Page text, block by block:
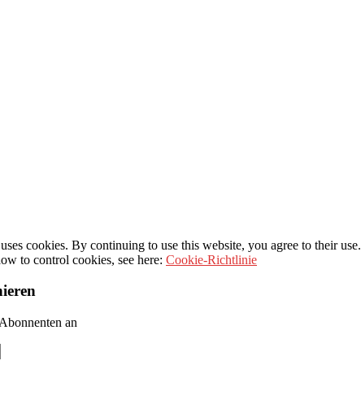
cookies. By continuing to use this website, you agree to their use.
to control cookies, see here: Cookie-Richtlinie
an